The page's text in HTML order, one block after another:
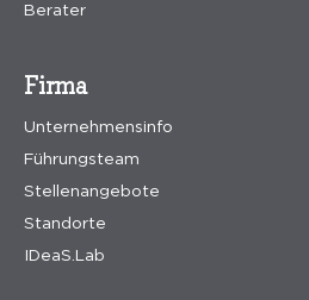
Firma
Unternehmensinfo
Führungsteam
Stellenangebote
Standorte
IDeaS.Lab
Berater